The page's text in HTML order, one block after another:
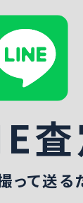
査
って送る